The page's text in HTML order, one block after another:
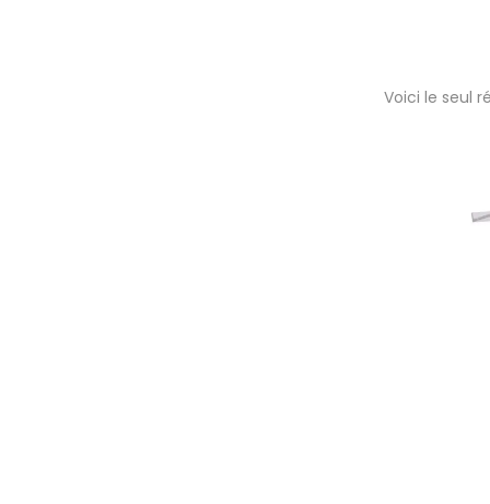
Voici le seul